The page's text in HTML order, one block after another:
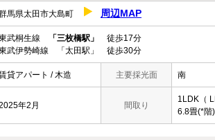
馬県太田市大島町 周辺MAP
武桐生線 「三枚橋駅」
徒歩17分
武伊勢崎線 「太田駅」 徒歩30分
貸アパート / 木造 主要採光面 南
年2月 間取り
1LDK（
6.8畳(*階)